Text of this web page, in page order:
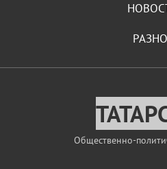
Общественно-